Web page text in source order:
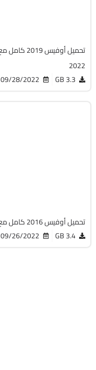
2022
3.3 GB
09/28/2022
تحميل أوفيس 2016 كامل مع التفعيل | Microsoft Office 2016
3.4 GB
09/26/2022